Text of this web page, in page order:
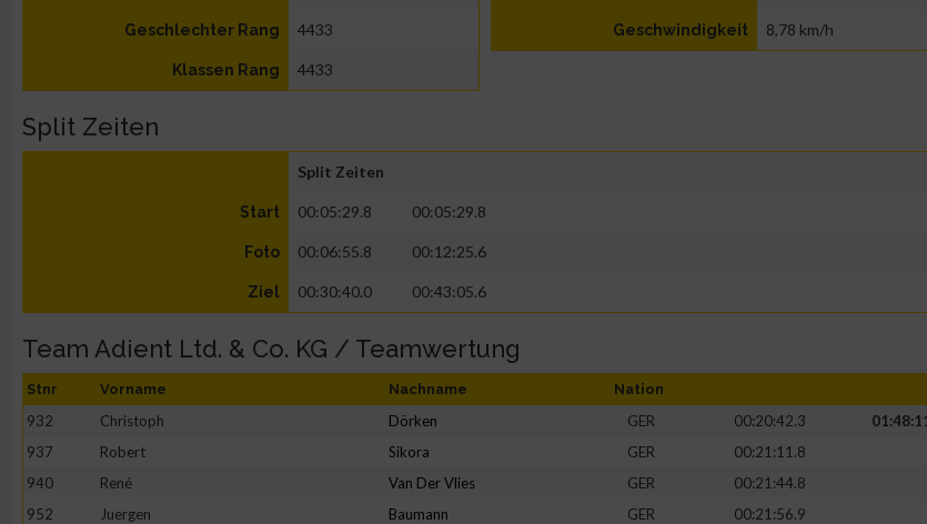
Geschlechter Rang 4433
Klassen Rang 4433
Geschwindigkeit 8,78 km/h
Split Zeiten
Split Zeiten
Start 00:05:29.8 00:05:29.8
Foto 00:06:55.8 00:12:25.6
Ziel 00:30:40.0 00:43:05.6
Team Adient Ltd. & Co. KG / Teamwertung
Stnr Vorname Nachname Nation
932 Christoph Dörken GER 00:20:42.3
937
Robert Sikora GER
00:21:11.8
940
René Van Der Vlies GER
00:21:44.8
952
Juergen Baumann GER
00:21:56.9